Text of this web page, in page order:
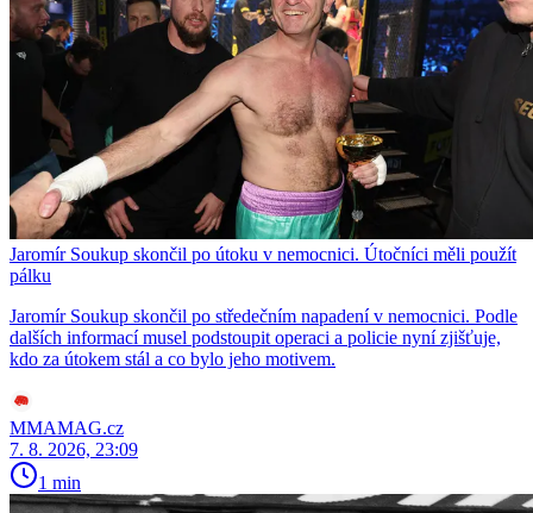
Jaromír Soukup skončil po útoku v nemocnici. Útočníci měli použít
pálku
Jaromír Soukup skončil po středečním napadení v nemocnici. Podle
dalších informací musel podstoupit operaci a policie nyní zjišťuje,
kdo za útokem stál a co bylo jeho motivem.
MMAMAG.cz
7. 8. 2026, 23:09
1 min